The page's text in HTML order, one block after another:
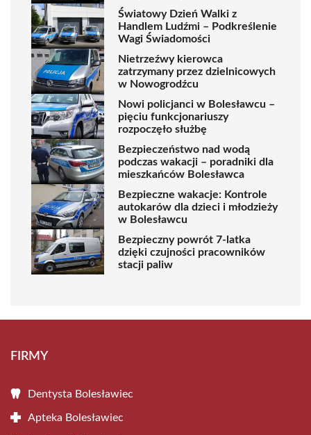
Światowy Dzień Walki z
Handlem Ludźmi – Podkreślenie
Wagi Świadomości
Nietrzeźwy kierowca
zatrzymany przez dzielnicowych
w Nowogrodźcu
Nowi policjanci w Bolesławcu –
pięciu funkcjonariuszy
rozpoczęło służbę
Bezpieczeństwo nad wodą
podczas wakacji – poradniki dla
mieszkańców Bolesławca
Bezpieczne wakacje: Kontrole
autokarów dla dzieci i młodzieży
w Bolesławcu
Bezpieczny powrót 7-latka
dzięki czujności pracowników
stacji paliw
FIRMY
Dentysta Bolesławiec
Apteka Bolesławiec